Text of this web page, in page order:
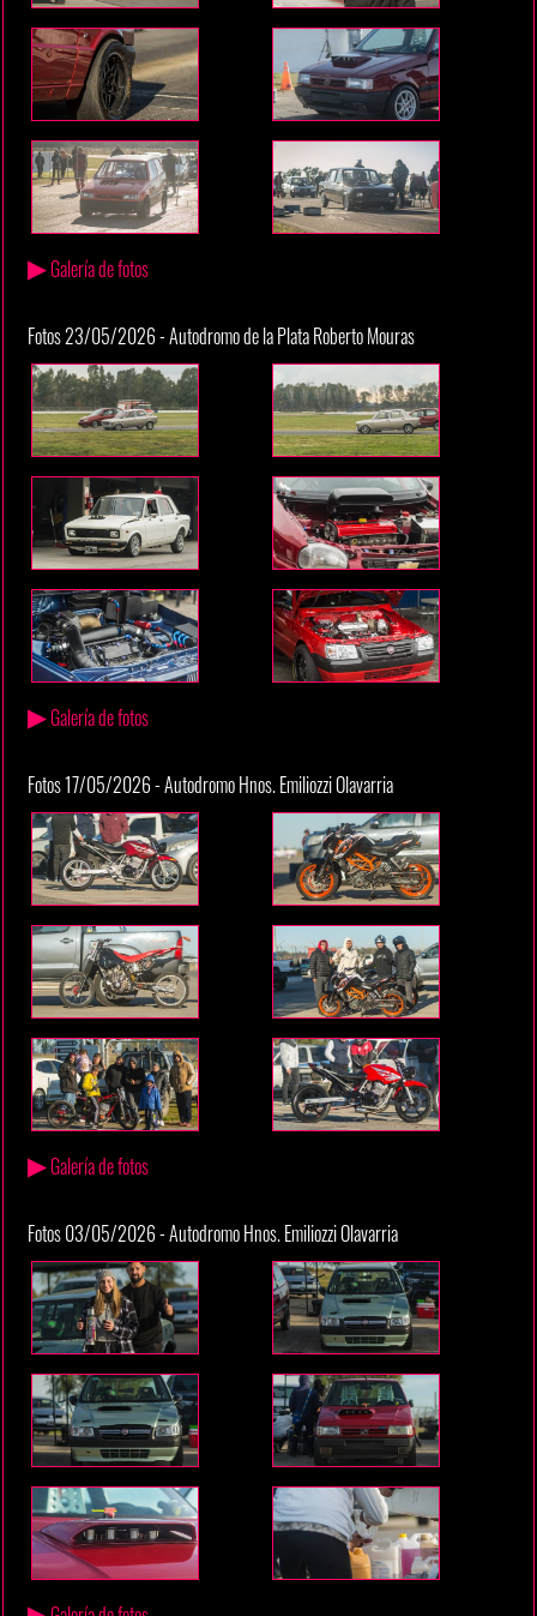
▶Galería de fotos
Fotos 23/05/2026 - Autodromo de la Plata Roberto Mouras
▶Galería de fotos
Fotos 17/05/2026 - Autodromo Hnos. Emiliozzi Olavarria
▶Galería de fotos
Fotos 03/05/2026 - Autodromo Hnos. Emiliozzi Olavarria